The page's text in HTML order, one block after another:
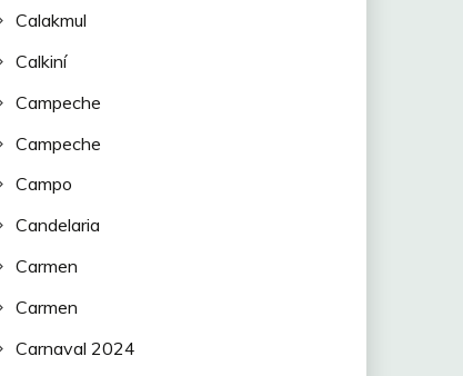
Calakmul
Calkiní
Campeche
Campeche
Campo
Candelaria
Carmen
Carmen
Carnaval 2024